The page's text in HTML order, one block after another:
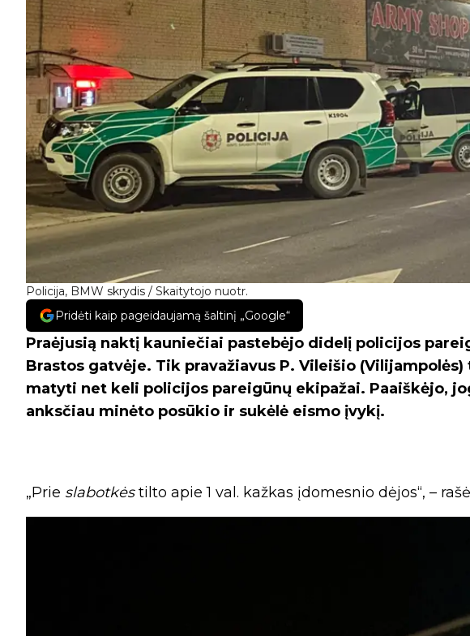
Policija, BMW skrydis / Skaitytojo nuotr.
Pridėti kaip pageidaujamą šaltinį „Google“
Praėjusią naktį kauniečiai pastebėjo didelį policijos
Brastos gatvėje. Tik pravažiavus P. Vileišio
matyti net keli policijos pareigūnų ekipažai. Paaiškėjo,
anksčiau minėto posūkio ir sukėlė eismo įvykį.
„Prie slabotkėstilto apie 1 val. kažkas įdomesnio dėjos“, –